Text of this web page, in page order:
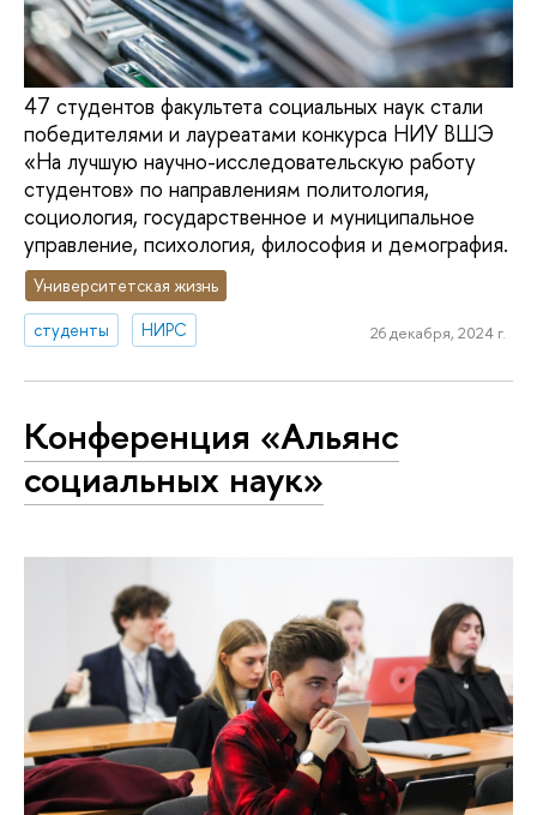
47 студентов факультета социальных наук стали
победителями и лауреатами конкурса НИУ ВШЭ
«На лучшую научно-исследовательскую работу
студентов» по направлениям политология,
социология, государственное и муниципальное
управление, психология, философия и демография.
Университетская жизнь
студенты
НИРС 26 декабря, 2024 г.
Конференция «Альянс
социальных наук»